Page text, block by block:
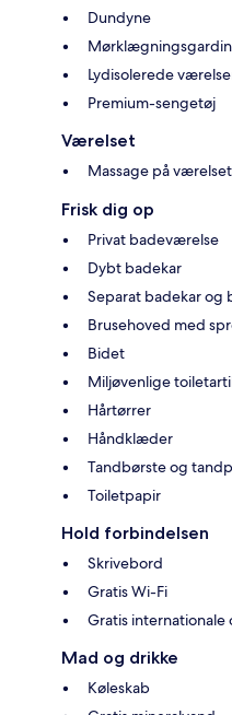
Dundyne
Lydisolerede
Premium-sengetøj
Værelset
Massage på værelset
Frisk dig op
Privat badeværelse
Dybt badekar
Separat badekar og
Brusehoved med
Bidet
Miljøvenlige
Hårtørrer
Håndklæder
Tandbørste og
Toiletpapir
Hold forbindelsen
Skrivebord
Gratis Wi-Fi
Gratis
Mad og drikke
Køleskab